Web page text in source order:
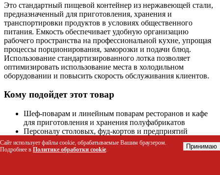
Это стандартный пищевой контейнер из нержавеющей стали,
предназначенный для приготовления, хранения и
транспортировки продуктов в условиях общественного
питания. Емкость обеспечивает удобную организацию
рабочего пространства на профессиональной кухне, упрощая
процессы порционирования, заморозки и подачи блюд.
Использование стандартизированного лотка позволяет
оптимизировать использование места в холодильном
оборудовании и повысить скорость обслуживания клиентов.
Кому подойдет этот товар
Шеф-поварам и линейным поварам ресторанов и кафе
для приготовления и хранения полуфабрикатов
Персоналу столовых, фуд-кортов и предприятий
массового питания для раздачи готовых блюд
Специалистам кейтеринга для безопасной перевозки
Сайт использует файлы cookie, обрабатываемые Вашим браузером.
Подробнее в Политике обработки cookie. Принимаю